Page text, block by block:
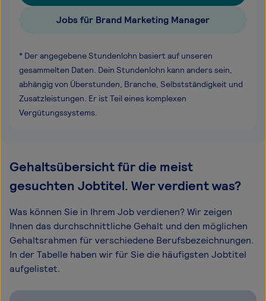
Jobs für Brand Marketing Manager
* Der angegebene Stundenlohn basiert auf unseren
gesammelten Daten. Dein Stundenlohn kann anders sein,
abhängig von Überstunden, Branche, Selbstständigkeit und
Zusatzleistungen. Er ist Teil eines komplexen
Vergütungssystems.
Gehaltsübersicht für die meist
gesuchten Jobtitel. Wer verdient was?
Was können Sie in Ihrem Job verdienen? Wir zeigen
Ihnen das durchschnittliche Gehalt und den möglichen
Gehaltsrahmen für verschiedene Berufsbezeichnungen.
In der Tabelle haben wir für Sie die häufigsten Jobtitel
aufgelistet.